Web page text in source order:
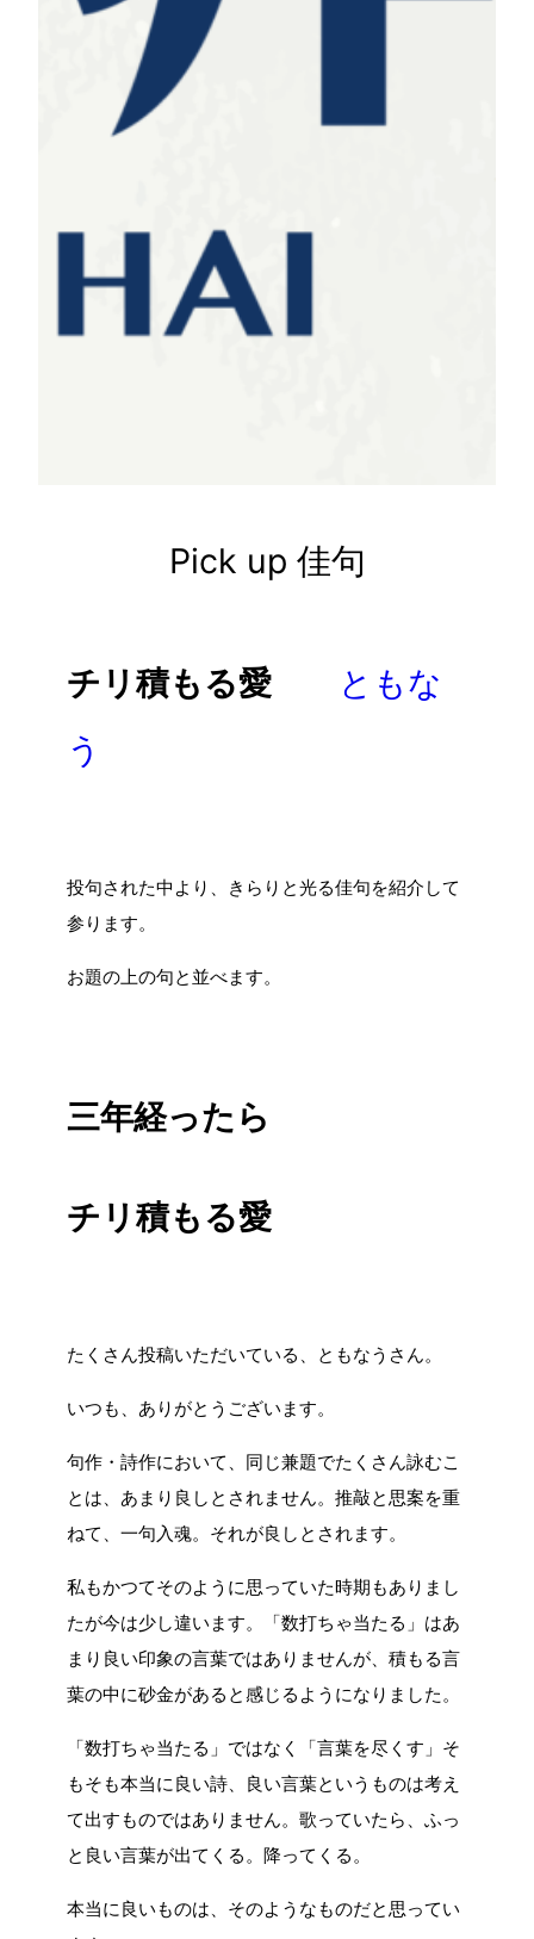
Pick up 佳句
チリ積もる愛
ともな
う
投句された中より、きらりと光る佳句を紹介して
参ります。
お題の上の句と並べます。
三年経ったら
チリ積もる愛
たくさん投稿いただいている、ともなうさん。
いつも、ありがとうございます。
句作・詩作において、同じ兼題でたくさん詠むこ
とは、あまり良しとされません。推敲と思案を重
ねて、一句入魂。それが良しとされます。
私もかつてそのように思っていた時期もありまし
たが今は少し違います。「数打ちゃ当たる」はあ
まり良い印象の言葉ではありませんが、積もる言
葉の中に砂金があると感じるようになりました。
「数打ちゃ当たる」ではなく「言葉を尽くす」そ
もそも本当に良い詩、良い言葉というものは考え
て出すものではありません。歌っていたら、ふっ
と良い言葉が出てくる。降ってくる。
本当に良いものは、そのようなものだと思ってい